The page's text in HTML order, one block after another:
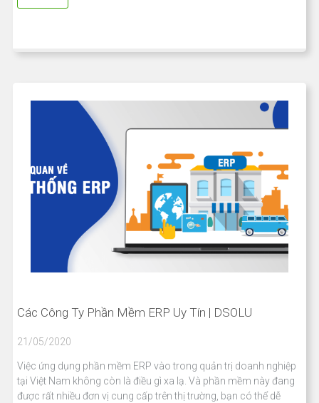
Các Công Ty Phần Mềm ERP Uy Tín | DSOLU
21/05/2020
Việc ứng dụng phần mềm ERP vào trong quản trị doanh nghiệp
tại Việt Nam không còn là điều gì xa lạ. Và phần mềm này đang
được rất nhiều đơn vị cung cấp trên thị trường, bạn có thể dễ